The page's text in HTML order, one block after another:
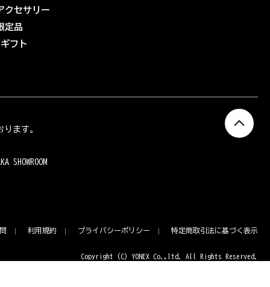
クセサリー
定品
フト
ます。
SHOWROOM
利用規約 プライバシーポリシー 特定商取引法に基づく表示
Copyright (C) YONEX Co.,ltd. All Rights Reserved.